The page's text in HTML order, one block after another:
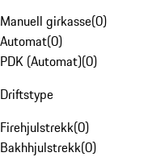
Manuell girkasse(0)
Automat(0)
PDK (Automat)(0)
Driftstype
Firehjulstrekk(0)
Bakhhjulstrekk(0)